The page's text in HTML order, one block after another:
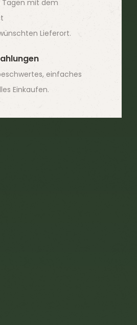
Tagen mit dem
Lieferort.
einfaches
Einkaufen.